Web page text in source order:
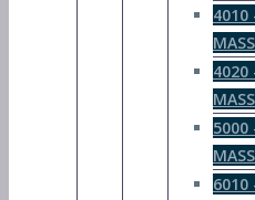
4010
4020
5000
6010